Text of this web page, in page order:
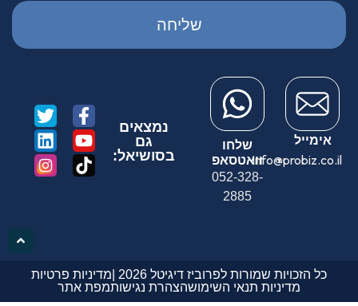
שליחה
אימייל
info@probiz.co.il
שלחו
וואטסאפ
052-328-
2885
נמצאים
גם
בסושיאל:
כל הזכויות שמורות לפרוביז דיגיטל 2026 |
מדיניות פרטיות
מדיניות תנאי השימושהצהרת נגישותמפת אתר